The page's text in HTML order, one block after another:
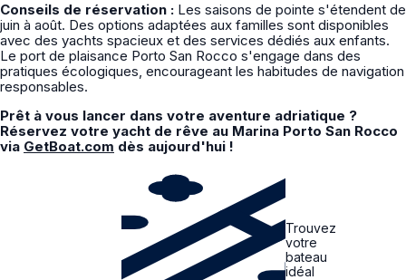
Conseils de réservation : Les saisons de pointe s'étendent de
juin à août. Des options adaptées aux familles sont disponibles
avec des yachts spacieux et des services dédiés aux enfants.
Le port de plaisance Porto San Rocco s'engage dans des
pratiques écologiques, encourageant les habitudes de navigation
responsables.
Prêt à vous lancer dans votre aventure adriatique ?
Réservez votre yacht de rêve au Marina Porto San Rocco
via GetBoat.com dès aujourd'hui !
Trouvez
votre
bateau
idéal